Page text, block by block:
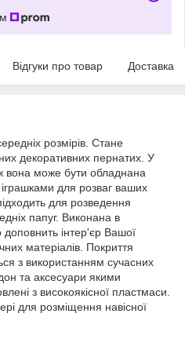
Відгуки про товар Доставка
розмірів. Стане
декоративних пернатих. У
вона може бути обладнана
для розваг ваших
для розведення
папуг. Виконана в
інтер'єр Вашої
матеріалів. Покриття
з використанням сучасних
та аксесуари якими
з високоякісної пластмаси.
для розміщення навісної